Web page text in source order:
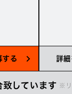
する 詳
致しています ※リ